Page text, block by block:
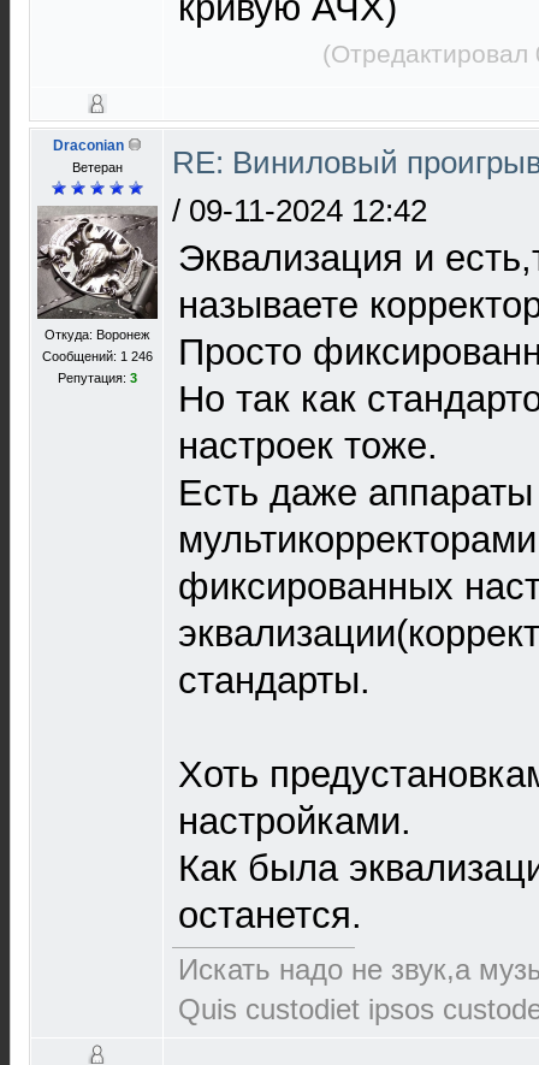
Draconian
Ветеран
Откуда: Воронеж
Сообщений: 1 246
Репутация: 3
RE: Виниловый
/ 09-11-2024 12:42
Эквализация и
называете
Просто
Но так как
настроек тоже.
Есть даже
фиксированных
стандарты.
Хоть
настройками.
Как была
останется.
Искать надо не звук,а
Quis custodiet ipsos